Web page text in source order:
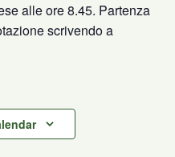
alle ore 8.45. Partenza
scrivendo a